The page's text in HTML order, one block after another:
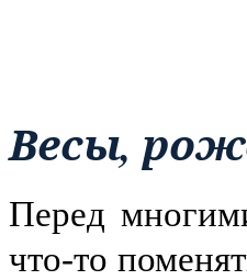
Весы,
Перед
что-то